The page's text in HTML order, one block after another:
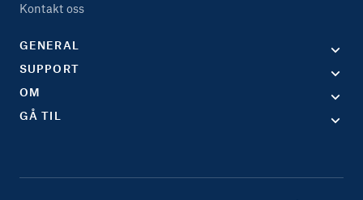
Kontakt oss
GENERAL
SUPPORT
OM
GÅ TIL